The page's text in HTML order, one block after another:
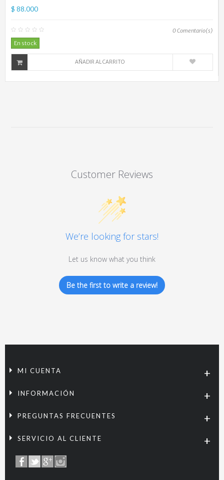
$ 88.000
0Comentario(s)
En stock
AÑADIR AL CARRITO
Customer Reviews
We’re looking for stars!
Let us know what you think
Be the first to write a review!
MI CUENTA
INFORMACIÓN
PREGUNTAS FRECUENTES
SERVICIO AL CLIENTE